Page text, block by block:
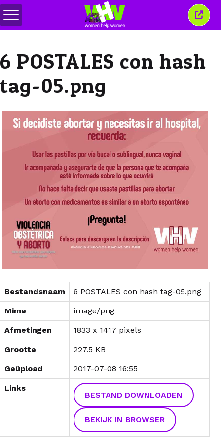
Menu
in-/uitschakelen
Sluit
dit
6 POSTALES con hash
tag-05.png
Bestandsnaam 6 POSTALES con hash tag-05.png
Mime image/png
Afmetingen 1833 x 1417 pixels
Grootte 227.5 KB
Geüpload 2017-07-08 16:55
Links
BESTAND DOWNLOADEN
BEKIJK IN BROWSER